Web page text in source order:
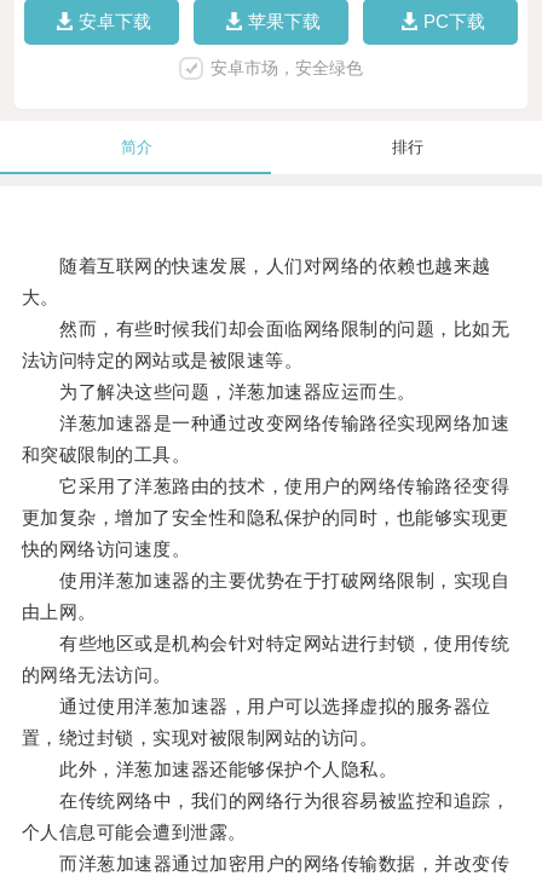
安卓下载 苹果下载 PC下载
安卓市场，安全绿色
简介 排行
随着互联网的快速发展，人们对网络的依赖也越来越
大。
然而，有些时候我们却会面临网络限制的问题，比如无
法访问特定的网站或是被限速等。
为了解决这些问题，洋葱加速器应运而生。
洋葱加速器是一种通过改变网络传输路径实现网络加速
和突破限制的工具。
它采用了洋葱路由的技术，使用户的网络传输路径变得
更加复杂，增加了安全性和隐私保护的同时，也能够实现更
快的网络访问速度。
使用洋葱加速器的主要优势在于打破网络限制，实现自
由上网。
有些地区或是机构会针对特定网站进行封锁，使用传统
的网络无法访问。
通过使用洋葱加速器，用户可以选择虚拟的服务器位
置，绕过封锁，实现对被限制网站的访问。
此外，洋葱加速器还能够保护个人隐私。
在传统网络中，我们的网络行为很容易被监控和追踪，
个人信息可能会遭到泄露。
而洋葱加速器通过加密用户的网络传输数据，并改变传